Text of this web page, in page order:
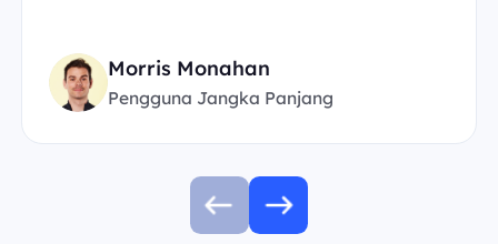
Morris Monahan
Pengguna Jangka Panjang